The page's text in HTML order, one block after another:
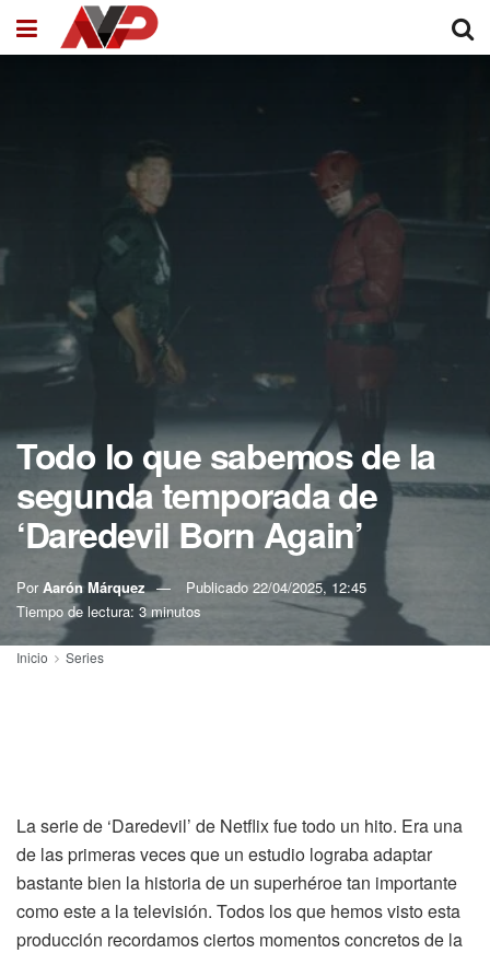
Todo lo que sabemos de la
segunda temporada de
‘Daredevil Born Again’
Por Aarón Márquez Publicado 22/04/2025, 12:45
Tiempo de lectura: 3 minutos
Inicio Series
La serie de ‘Daredevil’ de Netflix fue todo un hito. Era una
de las primeras veces que un estudio lograba adaptar
bastante bien la historia de un superhéroe tan importante
como este a la televisión. Todos los que hemos visto esta
producción recordamos ciertos momentos concretos de la